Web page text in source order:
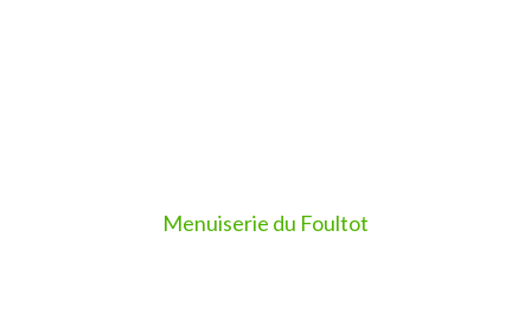
Menuiserie du Foultot